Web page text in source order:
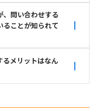
、問い合わせする
ることが知られて
るメリットはなん